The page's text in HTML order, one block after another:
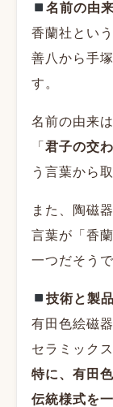
名前の由来
香蘭社とい
善八から手
す。
名前の由来
「 君子の交
う言葉から
また、陶磁
言葉が「香
一つだそうで
技術と製品
有田色絵磁
セラミック
特に、有田
伝統様式を